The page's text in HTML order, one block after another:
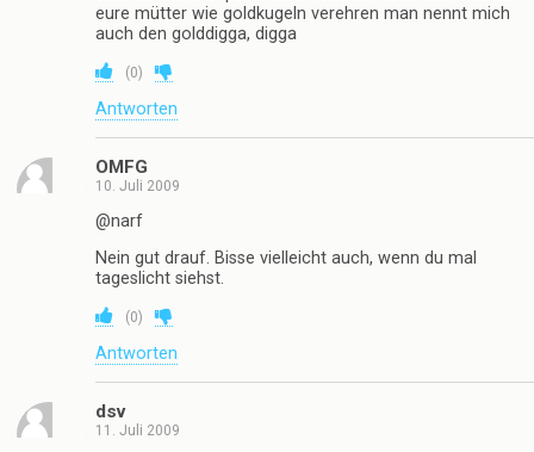
eure mütter wie goldkugeln verehren man nennt mich
auch den golddigga, digga
(0)
Antworten
OMFG
10. Juli 2009
@narf
Nein gut drauf. Bisse vielleicht auch, wenn du mal
tageslicht siehst.
(0)
Antworten
dsv
11. Juli 2009